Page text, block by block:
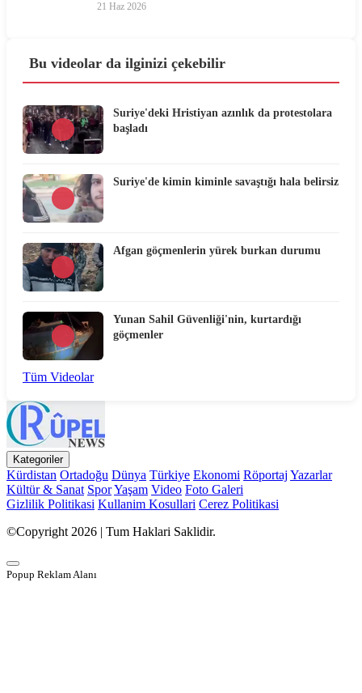
21 Haz 2026
Bu videolar da ilginizi çekebilir
Suriye'deki Hristiyan azınlık da protestolara
başladı
Suriye'de kimin kiminle savaştığı hala belirsiz
Afgan göçmenlerin yürek burkan durumu
Yunan Sahil Güvenliği'nin, kurtardığı
göçmenler
Tüm Videolar
Kategoriler
Kürdistan Ortadoğu Dünya Türkiye Ekonomi Röportaj Yazarlar
Kültür & Sanat SporYaşam Video Foto Galeri
Gizlilik Politikasi Kullanim Kosullari Cerez Politikasi
©Copyright 2026 | Tum Haklari Saklidir.
Popup Reklam Alanı